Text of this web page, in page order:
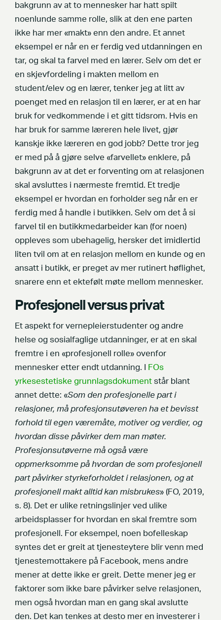
bakgrunn av at to mennesker har hatt spilt
noenlunde samme rolle, slik at den ene parten
ikke har mer «makt» enn den andre. Et annet
eksempel er når en er ferdig ved utdanningen en
tar, og skal ta farvel med en lærer. Selv om det er
en skjevfordeling i makten mellom en
student/elev og en lærer, tenker jeg at litt av
poenget med en relasjon til en lærer, er at en har
bruk for vedkommende i et gitt tidsrom. Hvis en
har bruk for samme læreren hele livet, gjør
kanskje ikke læreren en god jobb? Dette tror jeg
er med på å gjøre selve «farvellet» enklere, på
bakgrunn av at det er forventing om at relasjonen
skal avsluttes i nærmeste fremtid. Et tredje
eksempel er hvordan en forholder seg når en er
ferdig med å handle i butikken. Selv om det å si
farvel til en butikkmedarbeider kan (for noen)
oppleves som ubehagelig, hersker det imidlertid
liten tvil om at en relasjon mellom en kunde og en
ansatt i butikk, er preget av mer rutinert høflighet,
snarere enn et ektefølt møte mellom mennesker.
Profesjonell versus privat
Et aspekt for vernepleierstudenter og andre
helse og sosialfaglige utdanninger, er at en skal
fremtre i en «profesjonell rolle» ovenfor
mennesker etter endt utdanning. I
FOs
yrkesestetiske grunnlagsdokument står blant
annet dette: «Som den profesjonelle part i
relasjoner, må profesjonsutøveren ha et bevisst
forhold til egen væremåte, motiver og verdier, og
hvordan disse påvirker dem man møter.
Profesjonsutøverne må også være
oppmerksomme på hvordan de som profesjonell
part påvirker styrkeforholdet i relasjonen, og at
profesjonell makt alltid kan misbrukes» (FO, 2019,
s. 8). Det er ulike retningslinjer ved ulike
arbeidsplasser for hvordan en skal fremtre som
profesjonell. For eksempel, noen bofelleskap
syntes det er greit at tjenesteytere blir venn med
tjenestemottakere på Facebook, mens andre
mener at dette ikke er greit. Dette mener jeg er
faktorer som ikke bare påvirker selve relasjonen,
men også hvordan man en gang skal avslutte
den. Det kan tenkes at desto mer en investerer i